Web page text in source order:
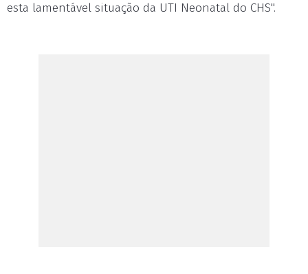
esta lamentável situação da UTI Neonatal do CHS".